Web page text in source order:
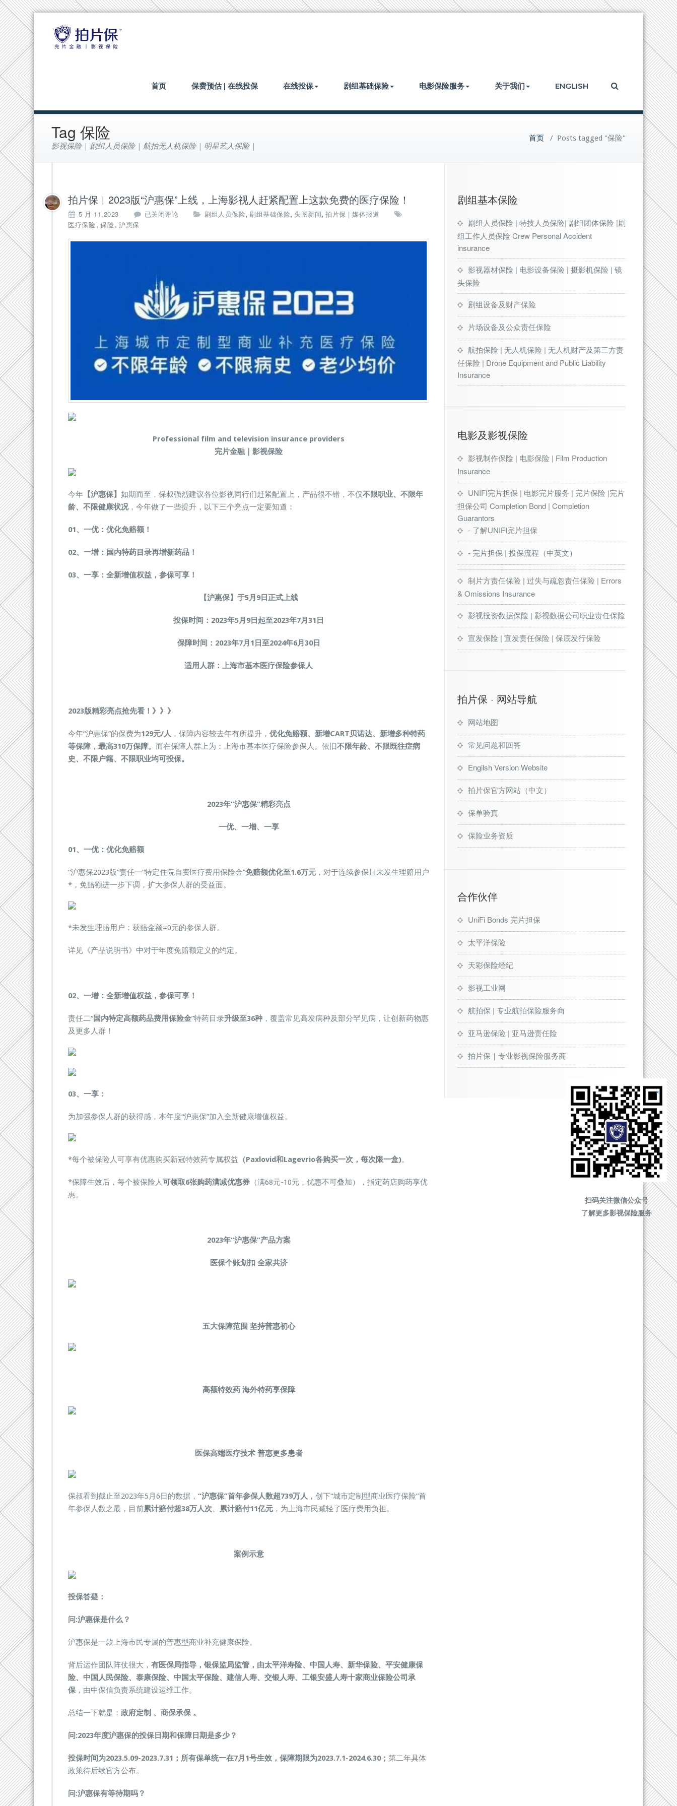
首页 保费预估 | 在线投保 在线投保 剧组基础保险 电影保险服务 关于我们 ENGLISH
Tag 保险
影视保险 | 剧组人员保险 | 航拍无人机保险 | 明星艺人保险 |
首页 / Posts tagged "保险"
拍片保︱2023版“沪惠保”上线，上海影视人赶紧配置上这款免费的医疗保险！
5 月 11,2023
拍
︱
版
“沪
惠
保”
上
线，
上
海
影
赶
置
的
医
保
已关闭评论 剧组人员保险, 剧组基础保险, 头图新闻, 拍片保 | 媒体报道
医疗保险 , 保险 , 沪惠保
Professional film and television insurance providers
完片金融｜影视保险
今年 【沪惠保】 如期而至，保叔强烈建议各位影视同行们赶紧配置上，产品很不错，不仅不限职业、不限年
龄、不限健康状况，今年做了一些提升，以下三个亮点一定要知道：
01、 一优：优化免赔额！
02、 一增：国内特药目录再增新药品！
03、 一享：全新增值权益，参保可享！
【沪惠保】于5月9日正式上线
投保时间：2023年5月9日起至2023年7月31日
保障时间：2023年7月1日至2024年6月30日
适用人群： 上海市基本医疗保险参保人
2023版精彩亮点抢先看！》》》
今年“沪惠保”的保费为129元/人 ，保障内容较去年有所提升， 优化免赔额、 新增CART贝诺达、新增多种特药
等保障 ， 最高310万保障。 而在保障人群上为：上海市基本医疗保险参保人。依旧不限年龄、不限既往症病
史、不限户籍、不限职业均可投保。
2023年“沪惠保”精彩亮点
一优、一增、一享
01、 一优：优化免赔额
“沪惠保2023版”责任一“特定住院自费医疗费用保险金”免赔额优化至1.6万元 ，对于连续参保且未发生理赔用户
*，免赔额进一步下调，扩大参保人群的受益面。
*未发生理赔用户：获赔金额=0元的参保人群。
详见《产品说明书》中对于年度免赔额定义的约定。
02、 一增：全新增值权益，参保可享！
责任二“国内特定高额药品费用保险金”特药目录升级至36种 ，覆盖常见高发病种及部分罕见病，让创新药物惠
及更多人群！
03、 一享：
为加强参保人群的获得感，本年度“沪惠保”加入全新健康增值权益。
*每个被保险人可享有优惠购买新冠特效药专属权益 （Paxlovid和Lagevrio各购买一次，每次限一盒)。
*保障生效后，每个被保险人可领取6张购药满减优惠券 （满68元-10元，优惠不可叠加），指定药店购药享优
惠。
2023年“沪惠保”产品方案
医保个账划扣 全家共济
五大保障范围 坚持普惠初心
高额特效药 海外特药享保障
医保高端医疗技术 普惠更多患者
保叔看到截止至2023年5月6日的数据， “沪惠保”首年参保人数超739万人 ，创下“城市定制型商业医疗保险”首
年参保人数之最，目前累计赔付超38万人次、 累计赔付11亿元 ，为上海市民减轻了医疗费用负担。
案例示意
投保答疑：
问:沪惠保是什么？
沪惠保是一款上海市民专属的普惠型商业补充健康保险。
背后运作团队阵仗很大， 有医保局指导，银保监局监管，由太平洋寿险、中国人寿、新华保险、平安健康保
险、中国人民保险、泰康保险、中国太平保险、建信人寿、交银人寿、工银安盛人寿十家商业保险公司承
保 ，由中保信负责系统建设运维工作。
总结一下就是： 政府定制 、商保承保 。
问:2023年度沪惠保的投保日期和保障日期是多少？
投保时间为2023.5.09-2023.7.31；所有保单统一在7月1号生效，保障期限为2023.7.1-2024.6.30； 第二年具体
政策待后续官方公布。
问:沪惠保有等待期吗？
剧组基本保险
剧组人员保险 | 特技人员保险| 剧组团体保险 |剧
组工作人员保险 Crew Personal Accident
insurance
影视器材保险 | 电影设备保险 | 摄影机保险 | 镜
头保险
剧组设备及财产保险
片场设备及公众责任保险
航拍保险 | 无人机保险 | 无人机财产及第三方责
任保险 | Drone Equipment and Public Liability
Insurance
电影及影视保险
影视制作保险 | 电影保险 | Film Production
Insurance
UNIFI完片担保 | 电影完片服务 | 完片保险 |完片
担保公司 Completion Bond | Completion
Guarantors
- 了解UNIFI完片担保
- 完片担保 | 投保流程（中英文）
制片方责任保险 | 过失与疏忽责任保险 | Errors
& Omissions Insurance
影视投资数据保险 | 影视数据公司职业责任保险
宣发保险 | 宣发责任保险 | 保底发行保险
拍片保 · 网站导航
网站地图
常见问题和回答
Engilsh Version Website
拍片保官方网站（中文）
保单验真
保险业务资质
合作伙伴
UniFi Bonds 完片担保
太平洋保险
天彩保险经纪
影视工业网
航拍保 | 专业航拍保险服务商
亚马逊保险 | 亚马逊责任险
拍片保｜专业影视保险服务商
扫码关注微信公众号
了解更多影视保险服务